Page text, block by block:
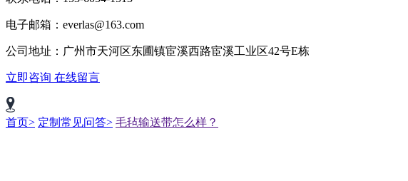
电子邮箱：everlas@163.com
公司地址：广州市天河区东圃镇宦溪西路宦溪工业区42号E栋
立即咨询 在线留言
首页> 定制常见问答> 毛毡输送带怎么样？